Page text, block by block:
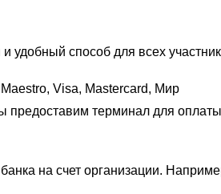
удобный способ для всех
Maestro, Visa, Mastercard, Мир
предоставим терминал для
на счет организации.